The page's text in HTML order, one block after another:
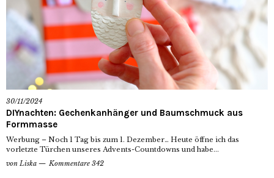
30/11/2024
DIYnachten: Gechenkanhänger und Baumschmuck aus
Formmasse
Werbung – Noch 1 Tag bis zum 1. Dezember… Heute öffne ich das
vorletzte Türchen unseres Advents-Countdowns und habe...
von Liska Kommentare 342